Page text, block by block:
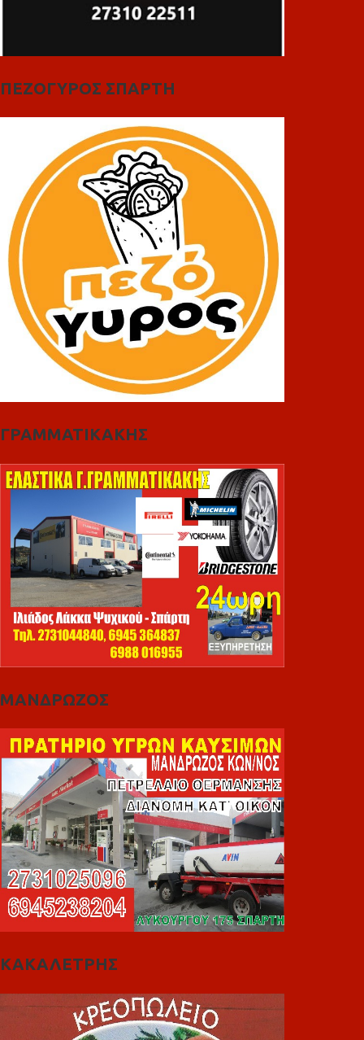
ΠΕΖΟΓΥΡΟΣ ΣΠΑΡΤΗ
ΓΡΑΜΜΑΤΙΚΑΚΗΣ
ΜΑΝΔΡΩΖΟΣ
ΚΑΚΑΛΕΤΡΗΣ